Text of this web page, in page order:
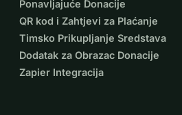
Ponavljajuće Donacije
QR kod i Zahtjevi za Plaćanje
Timsko Prikupljanje Sredstava
Dodatak za Obrazac Donacije
Zapier Integracija